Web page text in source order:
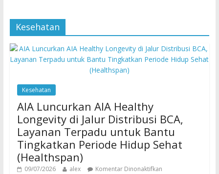
Kesehatan
Kesehatan
AIA Luncurkan AIA Healthy
Longevity di Jalur Distribusi BCA,
Layanan Terpadu untuk Bantu
Tingkatkan Periode Hidup Sehat
(Healthspan)
09/07/2026 alex Komentar Dinonaktifkan